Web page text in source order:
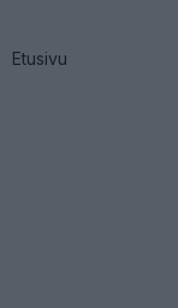
Etusivu